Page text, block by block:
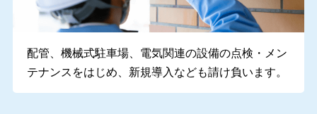
配管、機械式駐車場、電気関連の設備の点検・メン
テナンスをはじめ、新規導入なども請け負います。